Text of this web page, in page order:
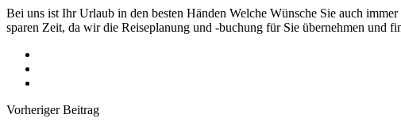
Bei uns ist Ihr Urlaub in den besten Händen Welche Wünsche Sie auch
sparen Zeit, da wir die Reiseplanung und -buchung für Sie übernehmen und
Vorheriger Beitrag